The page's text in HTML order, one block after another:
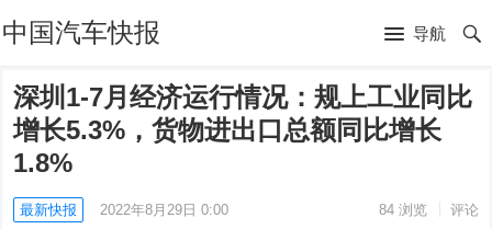
中国汽车快报 导航
深圳1-7月经济运行情况：规上工业同比
增长5.3%，货物进出口总额同比增长
1.8%
最新快报 2022年8月29日 0:00 84浏览 评论